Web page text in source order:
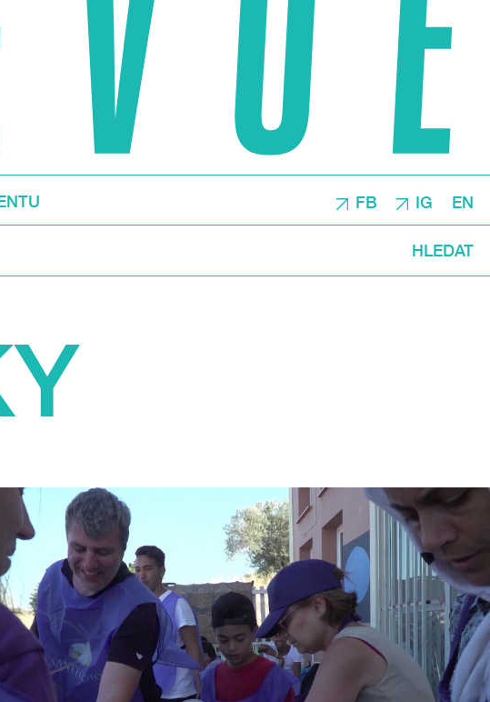
FB IG EN
HLEDAT